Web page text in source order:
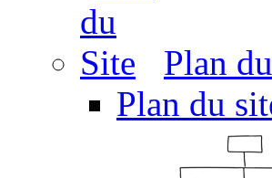
Plan
Plan du